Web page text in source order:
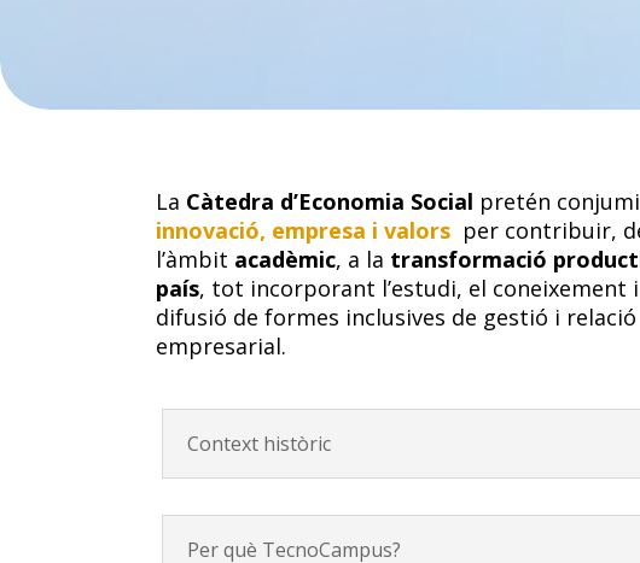
La Càtedra d’Economia Social pretén
innovació, empresa i valors per contribuir,
l’àmbit acadèmic, a la transformació
país, tot incorporant l’estudi, el coneixement
difusió de formes inclusives de gestió i relació
empresarial.
Context històric
Per què TecnoCampus?